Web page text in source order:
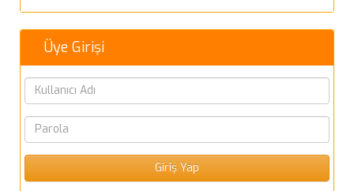
Üye Girişi